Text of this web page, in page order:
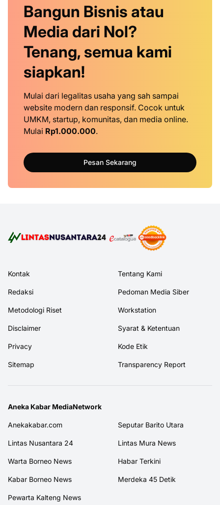
Bangun Bisnis atau
Media dari Nol?
Tenang, semua kami
siapkan!
Mulai dari legalitas usaha yang sah sampai
website modern dan responsif. Cocok untuk
UMKM, startup, komunitas, dan media online.
Mulai Rp1.000.000.
Pesan Sekarang
Kontak Tentang Kami
Redaksi Pedoman Media Siber
Metodologi Riset Workstation
Disclaimer Syarat & Ketentuan
Privacy Kode Etik
Sitemap Transparency Report
Aneka Kabar MediaNetwork
Anekakabar.com Seputar Barito Utara
Lintas Nusantara 24 Lintas Mura News
Warta Borneo News Habar Terkini
Kabar Borneo News Merdeka 45 Detik
Pewarta Kalteng News